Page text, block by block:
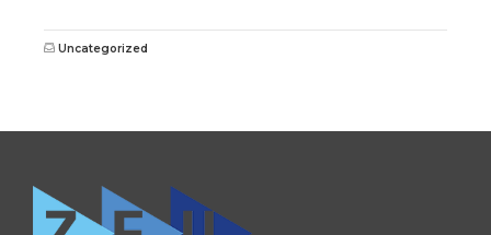
Uncategorized